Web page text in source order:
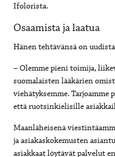
Ifolorista.
Osaamista ja laatua
Hänen tehtävänsä on
– Olemme pieni toimija,
suomalaisten lääkärien
viehätyksemme. Tarjoamme
että ruotsinkielisille
Maanläheisenä
ja asiakaskokemusten
asiakkaat löytävät palvelut